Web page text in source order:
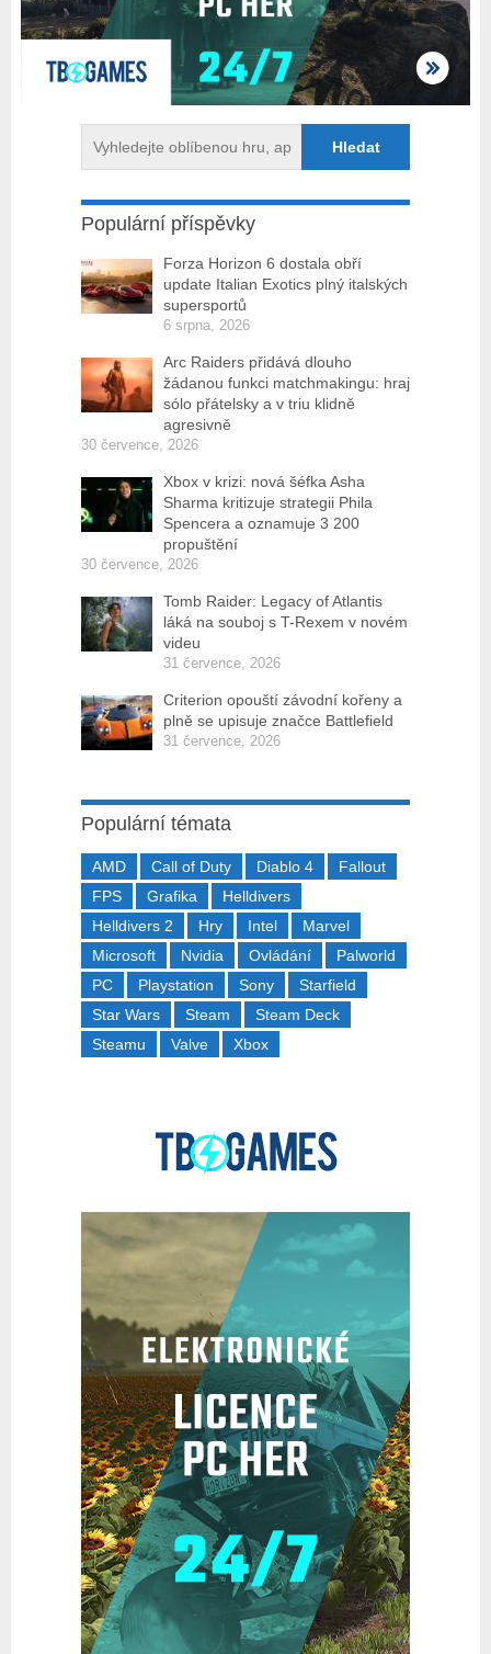
Populární příspěvky
Forza Horizon 6 dostala obří
update Italian Exotics plný italských
supersportů
6 srpna, 2026
Arc Raiders přidává dlouho
žádanou funkci matchmakingu: hraj
sólo přátelsky a v triu klidně
agresivně
30 července, 2026
Xbox v krizi: nová šéfka Asha
Sharma kritizuje strategii Phila
Spencera a oznamuje 3 200
propuštění
30 července, 2026
Tomb Raider: Legacy of Atlantis
láká na souboj s T-Rexem v novém
videu
31 července, 2026
Criterion opouští závodní kořeny a
plně se upisuje značce Battlefield
31 července, 2026
Populární témata
AMD Call of Duty Diablo 4
Fallout
FPS
Grafika
Helldivers
Helldivers 2
Hry Intel
Marvel
Microsoft
Nvidia Ovládání
Palworld
PC
Playstation Sony
Starfield
Star Wars
Steam
Steam Deck
Steamu
Valve Xbox